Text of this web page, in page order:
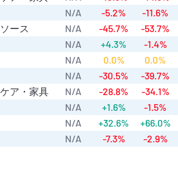
N/A -5.2% -11.6%
ース N/A -45.7% -53.7%
N/A +4.3% -1.4%
N/A 0.0% 0.0%
N/A -30.5% -39.7%
ア・家具 N/A -28.8% -34.1%
N/A +1.6% -1.5%
N/A +32.6% +66.0%
N/A -7.3% -2.9%